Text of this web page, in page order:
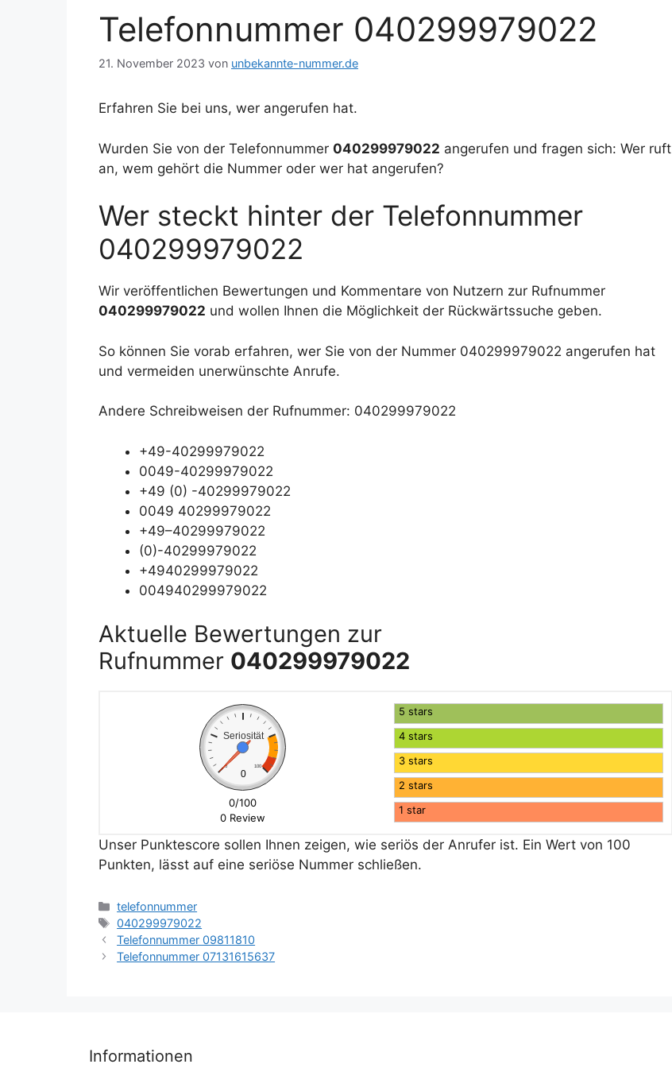
Telefonnummer 040299979022
21. November 2023 von unbekannte-nummer.de
Erfahren Sie bei uns, wer angerufen hat.
Wurden Sie von der Telefonnummer 040299979022 angerufen und fragen sich: Wer ruft
an, wem gehört die Nummer oder wer hat angerufen?
Wer steckt hinter der Telefonnummer
040299979022
Wir veröffentlichen Bewertungen und Kommentare von Nutzern zur Rufnummer
040299979022 und wollen Ihnen die Möglichkeit der Rückwärtssuche geben.
So können Sie vorab erfahren, wer Sie von der Nummer 040299979022 angerufen hat
und vermeiden unerwünschte Anrufe.
Andere Schreibweisen der Rufnummer: 040299979022
+49-40299979022
0049-40299979022
+49 (0) -40299979022
0049 40299979022
+49–40299979022
(0)-40299979022
+4940299979022
004940299979022
Aktuelle Bewertungen zur
Rufnummer 040299979022
Seriosität
0 100
0
0/100
0 Review
5 stars
4 stars
3 stars
2 stars
1 star
Unser Punktescore sollen Ihnen zeigen, wie seriös der Anrufer ist. Ein Wert von 100
Punkten, lässt auf eine seriöse Nummer schließen.
Kategorien
telefonnummer
Schlagwörter
040299979022
Telefonnummer 09811810
Telefonnummer 07131615637
Informationen